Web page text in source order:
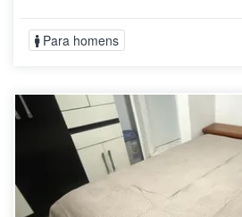
Para homens